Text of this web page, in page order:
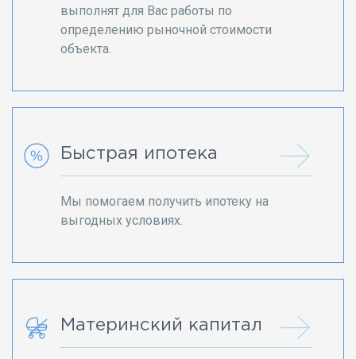
выполнят для Вас работы по
определению рыночной стоимости
объекта.
Быстрая ипотека
Мы помогаем получить ипотеку на
выгодных условиях.
Материнский капитал